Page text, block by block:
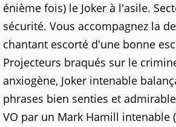
énième fois) le Joker à l'asile.
sécurité. Vous accompagnez la
chantant escorté d'une bonne
Projecteurs braqués sur le
anxiogène, Joker intenable
phrases bien senties et
VO par un Mark Hamill intenable